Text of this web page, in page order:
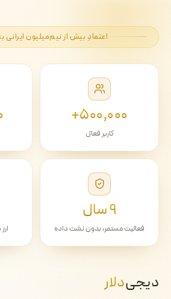
اعتمادِ بیش از نیم‌میلیون ایرانی
۵۰۰٬۰۰۰+
کاربر فعال
۹ سال
فعالیت مستمر، بدون نشت داده
دیجی‌دلار